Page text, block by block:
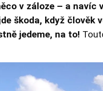
v záloze – a navíc
škoda, když člověk
jedeme, na to!